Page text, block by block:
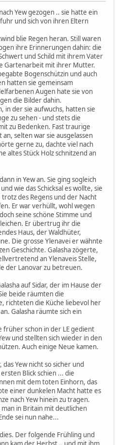
Yew gezogen .. sie hatte ein
und sich von ihren Eltern
blie Regen heran. Still waren
ihre Erinnerungen dahin: die
und Schild mit ihrem Vater
Gartenarbeit mit ihrer Mutter.
Bogenschützin und auch
hatten sie gemeinsam
Augen hate sie von
die Bilder dahin.
der sie aufwuchs, hatten sie
zu sehen - und stets die
zu Bedenken. Fast traurige
selten war sie ausgelassen
gerne zu, dachte viel nach
altes Stück Holz schnitzend an
in Yew an. Sie ging sogleich
wie das Schicksal es wollte, sie
des Regens und der Nacht
Er war verhüllt, wohl wegen
seine schöne Stimme und
Er übertrug ihr die
Haus, der Waldhüter,
Die grosse Ylenavei er wähnte
Geschichte. Galasha zögerte,
an Ylenaveis Stelle,
der Lanovar zu betreuen.
auf Sidar, der im Hause der
beide räumten die
richteten die Küche liebevol her
Galasha räumte sich ein
früher schon in der LE gedient
und stellten sich wieder in den
Auch einige Neue kamen.
Yew nicht so sicher und
Blick schien ... die
mit dem toten Einhorn, das
einer dunkelen Macht hatte es
nach Yew hinein zu tragen.
in Britain mit deutlichen
sei nun nahe...
Der folgende Frühling und